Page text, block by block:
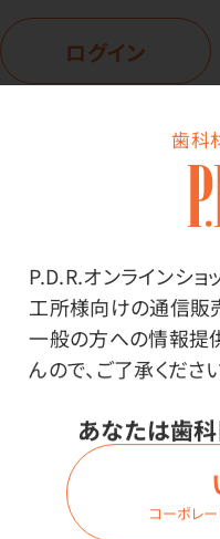
歯科
P.D.R.オンラインショ
工所様向けの通信販
一般の方への情報提
んので、ご了承くださ
あなたは歯
コーポレ
ログイン
特長
スッキリ爽快！
メッシュ生地の大判サ
清涼成分を強めに配合